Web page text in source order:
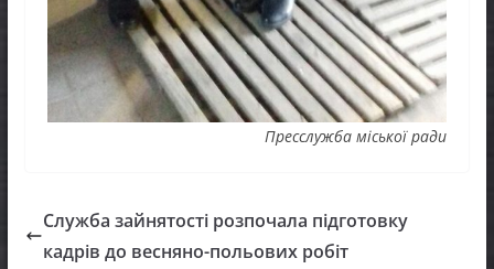
Пресслужба міської ради
Служба зайнятості розпочала підготовку
кадрів до весняно-польових робіт